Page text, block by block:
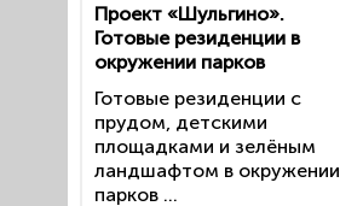
Проект «Шульгино».
Готовые резиденции в
окружении парков
Готовые резиденции с
прудом, детскими
площадками и зелёным
ландшафтом в окружении
парков ...